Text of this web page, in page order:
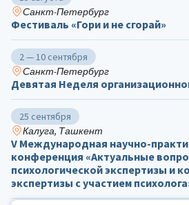
Санкт-Петербург
Фестиваль «Гори и не сгорай»
2 — 10 сентября
Санкт-Петербург
Девятая Неделя
25 сентября
Калуга, Ташкент
V Международная научно-
конференция «Актуальные
психологической экспертизы и
экспертизы с участием